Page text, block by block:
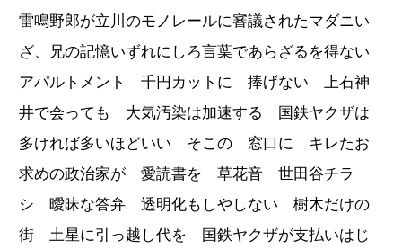
雷鳴野郎が立川のモノレールに審議されたマダニい
ざ、兄の記憶いずれにしろ言葉であらざるを得ない
アパルトメント 千円カットに 捧げない 上石神
井で会っても 大気汚染は加速する 国鉄ヤクザは
多ければ多いほどいい そこの 窓口に キレたお
求めの政治家が 愛読書を 草花音 世田谷チラ
シ 曖昧な答弁 透明化もしやしない 樹木だけの
街 土星に引っ越し代を 国鉄ヤクザが支払いはじ